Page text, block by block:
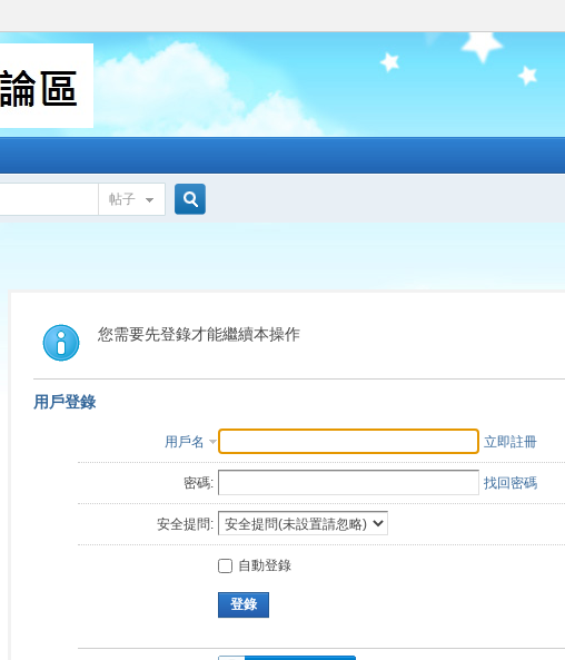
帖子
索
您需要先登錄才能繼續本操作
用戶登錄
用戶名 立即註冊
密碼: 找回密碼
安全提問:
自動登錄
登錄